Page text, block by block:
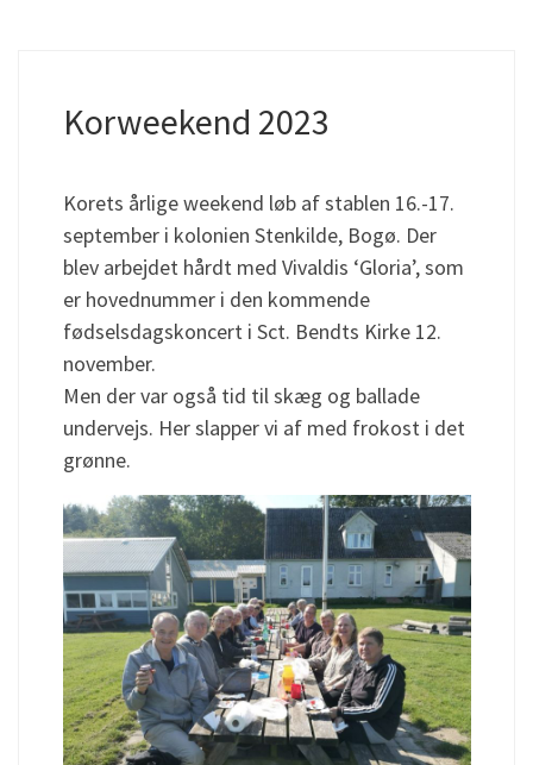
Korweekend 2023
Korets årlige weekend løb af stablen 16.-17.
september i kolonien Stenkilde, Bogø. Der
blev arbejdet hårdt med Vivaldis ‘Gloria’, som
er hovednummer i den kommende
fødselsdagskoncert i Sct. Bendts Kirke 12.
november.
Men der var også tid til skæg og ballade
undervejs. Her slapper vi af med frokost i det
grønne.